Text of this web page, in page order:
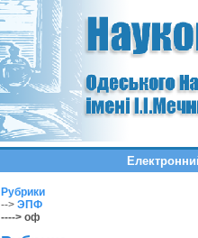
Рубрики
--> ЭПФ
----> оф